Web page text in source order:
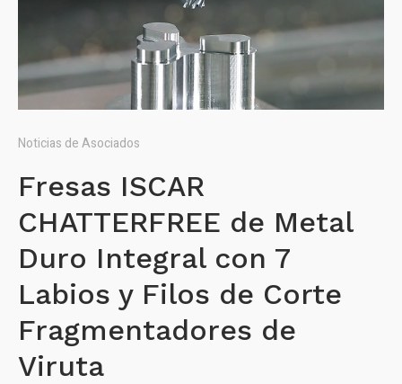
Noticias de Asociados
Fresas ISCAR
CHATTERFREE de Metal
Duro Integral con 7
Labios y Filos de Corte
Fragmentadores de
Viruta